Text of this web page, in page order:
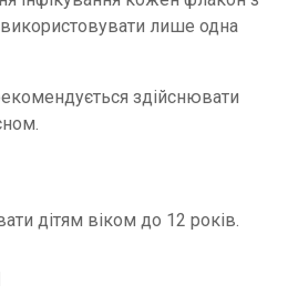
лише одна
здійснювати
дітям віком до 12 років.